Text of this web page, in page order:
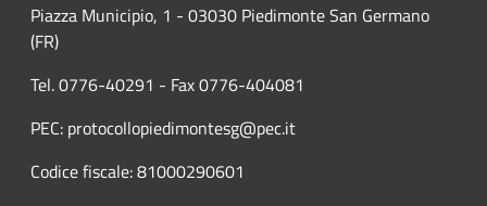
Piazza Municipio, 1 - 03030 Piedimonte San Germano
(FR)
Tel. 0776-40291 - Fax 0776-404081
PEC: protocollopiedimontesg@pec.it
Codice fiscale: 81000290601